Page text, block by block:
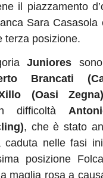
il piazzamento
Sara Casasola
terza posizione.
Juniores
Brancati
(Oasi Zegna)
difficoltà
, che è stato
caduta nelle fasi
posizione
maglia rosa a